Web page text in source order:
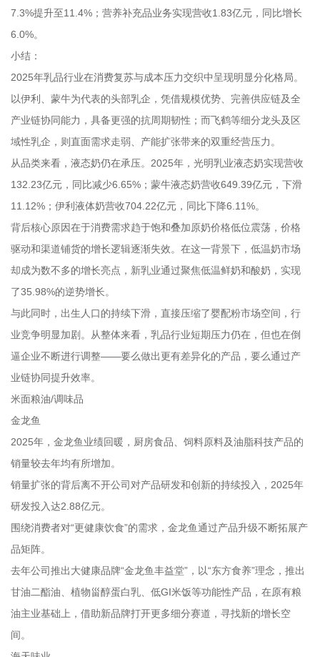
7.3%提升至11.4%；营养补充品业务实现营收1.83亿元，同比增长
6.0%。
小结：
2025年乳品行业在消费复苏与成本压力交织中呈现明显分化格局。
以伊利、蒙牛为代表的头部乳企，凭借规模优势、完善供应链及全
产业链协同能力，具备更强的抗周期韧性；而飞鹤等细分龙头及区
域性乳企，则直面需求走弱、产能扩张带来的双重经营压力。
从品类来看，液态奶仍在承压。2025年，光明乳业液态奶实现营收
132.23亿元，同比减少6.65%；蒙牛液态奶营收649.39亿元，下滑
11.12%；伊利液体奶营收704.22亿元，同比下降6.11%。
背后核心原因在于消费需求趋于饱和叠加原奶价格低位震荡，价格
驱动和渠道铺货的增长逻辑逐渐失效。在这一背景下，低温奶市场
却成为数不多的增长亮点，新乳业通过聚焦低温鲜奶和酸奶，实现
了35.98%的逆势增长。
与此同时，出生人口的持续下滑，直接压缩了婴配粉市场空间，行
业竞争明显加剧。从整体来看，乳品行业短期压力仍在，但也在倒
逼企业不断进行调整——要么做出更有差异化的产品，要么通过产
业链协同提升效率。
米面粮油/调味品
金龙鱼
2025年，金龙鱼业绩回暖，厨房食品、饲料原料及油脂科技产品的
销量较去年均有所增加。
销量扩张的背后离不开公司对产品研发和创新的持续投入，2025年
研发投入达2.88亿元。
围绕消费者对“更健康饮食”的需求，金龙鱼通过产品升级不断拓展产
品矩阵。
去年公司推出大健康品牌“金龙鱼丰益堂”，以“东方食养”理念，推出
甘油二酯油、植物甾醇蛋白乳、低GI米饭等功能性产品，在原有粮
油主业基础上，借助新品牌打开更多细分赛道，寻找新的增长空
间。